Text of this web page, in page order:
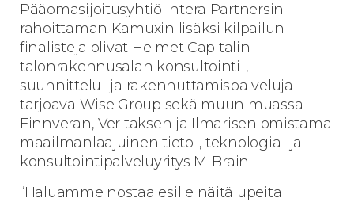
Pääomasijoitusyhtiö Intera Partnersin
rahoittaman Kamuxin lisäksi kilpailun
finalisteja olivat Helmet Capitalin
talonrakennusalan konsultointi-,
suunnittelu- ja rakennuttamispalveluja
tarjoava Wise Group sekä muun muassa
Finnveran, Veritaksen ja Ilmarisen omistama
maailmanlaajuinen tieto-, teknologia- ja
konsultointipalveluyritys M-Brain.
“Haluamme nostaa esille näitä upeita